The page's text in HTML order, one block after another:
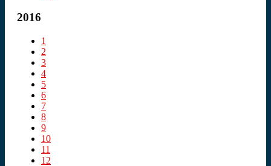
2016
1
2
3
4
5
6
7
8
9
10
11
12